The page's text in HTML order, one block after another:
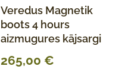
Veredus Magnetik
boots 4 hours
aizmugures kājsargi
265,00 €